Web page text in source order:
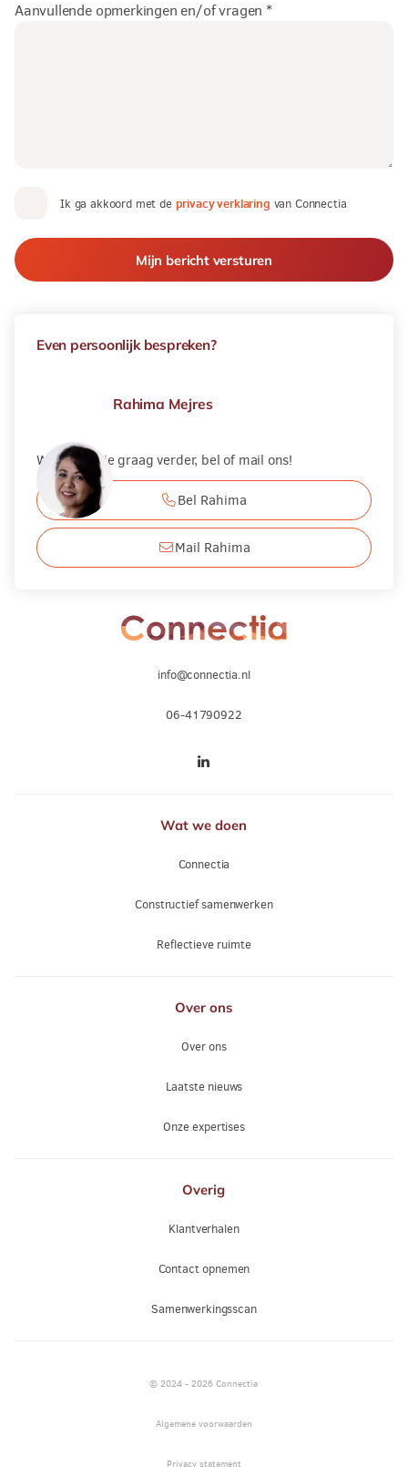
Aanvullende opmerkingen en/of vragen *
Ik ga akkoord met de privacy verklaring van Connectia
Even persoonlijk bespreken?
Rahima Mejres
Wij helpen je graag verder, bel of mail ons!
Bel Rahima
Mail Rahima
info@connectia.nl
06-41790922
Wat we doen
Connectia
Constructief samenwerken
Reflectieve ruimte
Over ons
Over ons
Laatste nieuws
Onze expertises
Overig
Klantverhalen
Contact opnemen
Samenwerkingsscan
© 2024 - 2026 Connectia
Algemene voorwaarden
Privacy statement